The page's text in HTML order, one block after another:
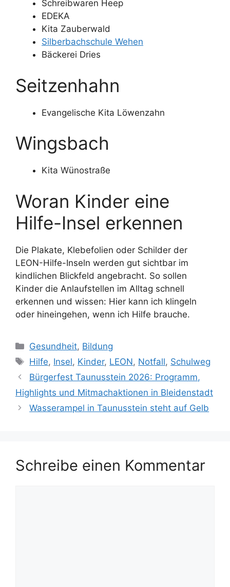
Schreibwaren Heep
EDEKA
Kita Zauberwald
Silberbachschule Wehen
Bäckerei Dries
Seitzenhahn
Evangelische Kita Löwenzahn
Wingsbach
Kita Wünostraße
Woran Kinder eine
Hilfe-Insel erkennen
Die Plakate, Klebefolien oder Schilder der
LEON-Hilfe-Inseln werden gut sichtbar im
kindlichen Blickfeld angebracht. So sollen
Kinder die Anlaufstellen im Alltag schnell
erkennen und wissen: Hier kann ich klingeln
oder hineingehen, wenn ich Hilfe brauche.
Kategorien
Gesundheit, Bildung
Schlagwörter
Hilfe, Insel, Kinder, LEON, Notfall, Schulweg
Bürgerfest Taunusstein 2026: Programm,
Highlights und Mitmachaktionen in Bleidenstadt
Wasserampel in Taunusstein steht auf Gelb
Schreibe einen Kommentar